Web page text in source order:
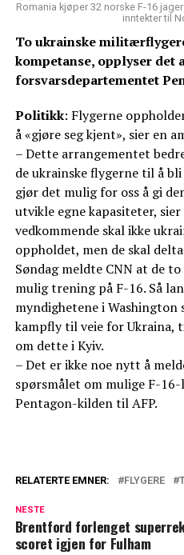
Romania kjøper 32 norske F-16
inntekter til
To ukrainske
kompetanse, opplyser det
forsvarsdepartementet
Politikk: Flygerne
å «gjøre seg kjent», sier en
– Dette arrangementet
de ukrainske flygerne til å
gjør det mulig for oss å gi
utvikle egne kapasiteter,
vedkommende skal ikke
oppholdet, men de skal
Søndag meldte CNN at de
mulig trening på F-16. Så
myndighetene i
kampfly til veie for Ukraina,
om dette i Kyiv.
– Det er ikke noe nytt å
spørsmålet om mulige F-
Pentagon-kilden til AFP.
RELATERTE EMNER: FLYGERE
NESTE
Brentford forlenget
scoret igjen for Fulham